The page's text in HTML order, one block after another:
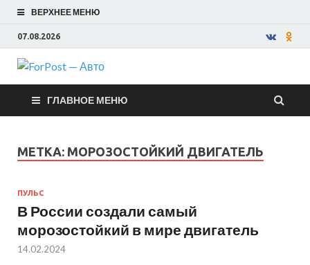
ВЕРХНЕЕ МЕНЮ
07.08.2026
ForPost —
Авто
ГЛАВНОЕ МЕНЮ
МЕТКА: МОРОЗОСТОЙКИЙ ДВИГАТЕЛЬ
ПУЛЬС
В России создали самый
морозостойкий в мире двигатель
14.02.2024